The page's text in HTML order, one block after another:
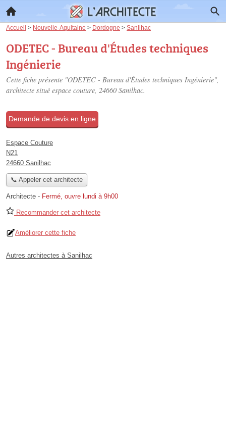
Accueil > Nouvelle-Aquitaine > Dordogne > Sanilhac
ODETEC - Bureau d'Études techniques
Ingénierie
Cette fiche présente "ODETEC - Bureau d'Études techniques Ingénierie",
architecte situé espace couture, 24660 Sanilhac.
Demande de devis en ligne
Espace Couture
N21
24660 Sanilhac
📞 Appeler cet architecte
Architecte - Fermé, ouvre lundi à 9h00
Recommander cet architecte
Améliorer cette fiche
Autres architectes à Sanilhac